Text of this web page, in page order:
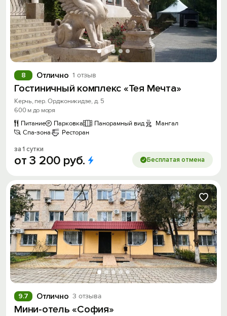
Отлично 1 отзыв
8
Гостиничный комплекс «Тея Мечта»
Керчь, пер. Орджоникидзе, д. 5
600 м до моря
Питание
Парковка Панорамный вид
Мангал
Спа-зона
Ресторан
за 1 сутки
от3 200 руб. Бесплатая отмена
Отлично 3 отзыва
9.7
Мини-отель «София»